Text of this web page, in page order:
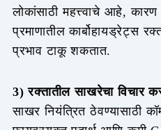
लोकांसाठी महत्त्वाचे आहे,
प्रमाणातील कार्बोहायड्रेट्स
प्रभाव टाकू शकतात.
3) रक्तातील साखरेचा विचार
साखर नियंत्रित ठेवण्यासाठी